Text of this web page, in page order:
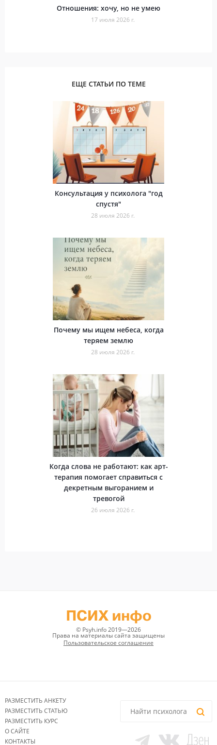
Отношения: хочу, но не умею
17 июля 2026 г.
ЕЩЕ СТАТЬИ ПО ТЕМЕ
Консультация у психолога "год
спустя"
28 июля 2026 г.
Почему мы ищем небеса, когда
теряем землю
28 июля 2026 г.
Когда слова не работают: как арт-
терапия помогает справиться с
декретным выгоранием и
тревогой
26 июля 2026 г.
ПСИХ инфо
© Psyh.info 2019—2026
Права на материалы сайта защищены
Пользовательское соглашение
РАЗМЕСТИТЬ АНКЕТУ
РАЗМЕСТИТЬ СТАТЬЮ
РАЗМЕСТИТЬ КУРС
О САЙТЕ
КОНТАКТЫ